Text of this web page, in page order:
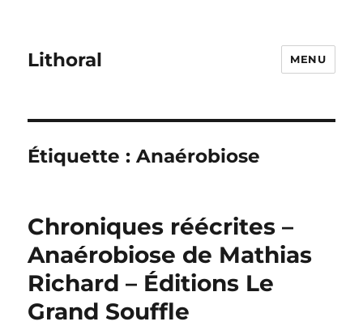
Lithoral MENU
Étiquette :Anaérobiose
Chroniques réécrites –
Anaérobiose de Mathias
Richard – Éditions Le
Grand Souffle